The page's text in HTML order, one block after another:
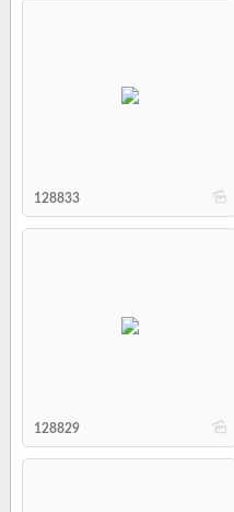
b
128833
b
128829